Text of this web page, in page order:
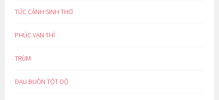
TỨC CẢNH SINH THƠ
PHÚC VẠN THÌ
TRÙM
ĐAU BUỒN TỘT ĐỘ